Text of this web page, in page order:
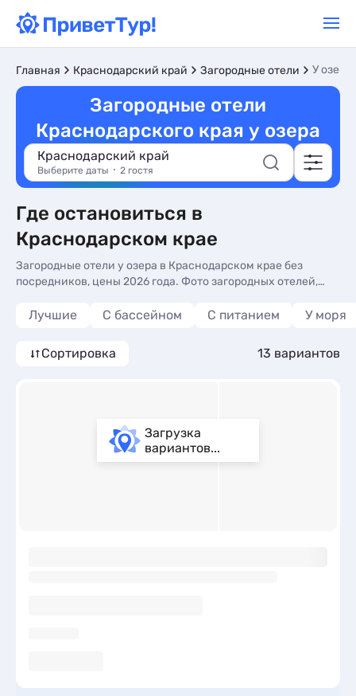
Главная Краснодарский край Загородные отели У озера
Загородные отели
Краснодарского края у озера
Краснодарский край
Выберите даты 2 гостя
Где остановиться в
Краснодарском крае
Загородные отели у озера в Краснодарском крае без
посредников, цены 2026 года. Фото загородных отелей,
Отдыхайте в загородных отелях Краснодарского края на
Лучшие С бассейном С питанием У моря
Сортировка 13 вариантов
Загрузка
вариантов...